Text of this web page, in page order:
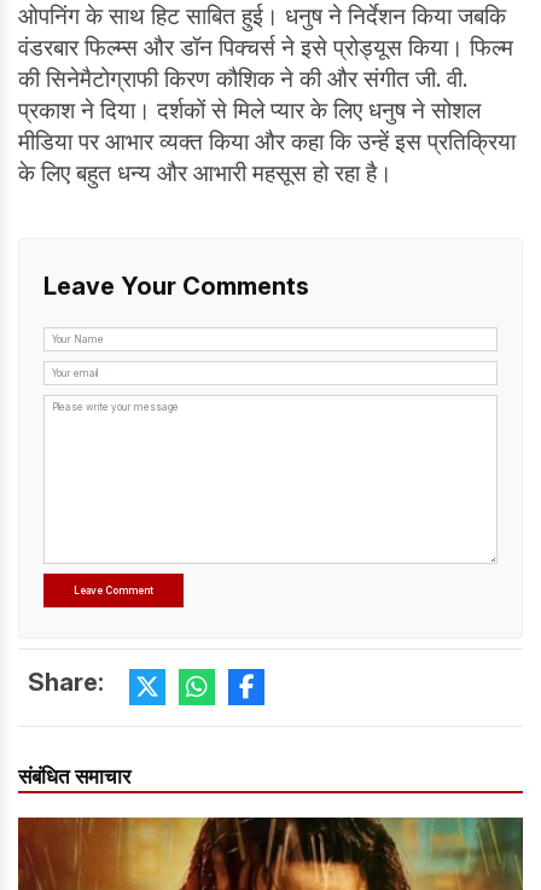
ओपनिंग के साथ हिट साबित हुई। धनुष ने निर्देशन किया जबकि
वंडरबार फिल्म्स और डॉन पिक्चर्स ने इसे प्रोड्यूस किया। फिल्म
की सिनेमैटोग्राफी किरण कौशिक ने की और संगीत जी. वी.
प्रकाश ने दिया। दर्शकों से मिले प्यार के लिए धनुष ने सोशल
मीडिया पर आभार व्यक्त किया और कहा कि उन्हें इस प्रतिक्रिया
के लिए बहुत धन्य और आभारी महसूस हो रहा है।
Leave Your Comments
Share:
संबंधित समाचार